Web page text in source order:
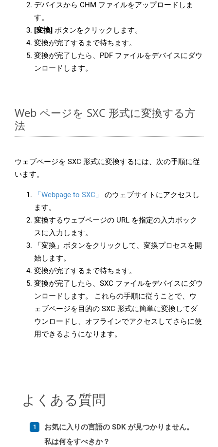
デバイスから CHM ファイルをアップロードしま
す。
[変換] ボタンをクリックします。
変換が完了するまで待ちます。
変換が完了したら、PDF ファイルをデバイスにダウ
ンロードします。
Web ページを SXC 形式に変換する方
法
ウェブページを SXC 形式に変換するには、次の手順に従
います。
「Webpage to SXC」
のウェブサイトにアクセスし
ます。
変換するウェブページの URL を指定の入力ボック
スに入力します。
「変換」ボタンをクリックして、変換プロセスを開
始します。
変換が完了するまで待ちます。
変換が完了したら、SXC ファイルをデバイスにダウ
ンロードします。 これらの手順に従うことで、ウ
ェブページを目的の SXC 形式に簡単に変換してダ
ウンロードし、オフラインでアクセスしてさらに使
用できるようになります。
よくある質問
お気に入りの言語の SDK が見つかりません。
私は何をすべきか？